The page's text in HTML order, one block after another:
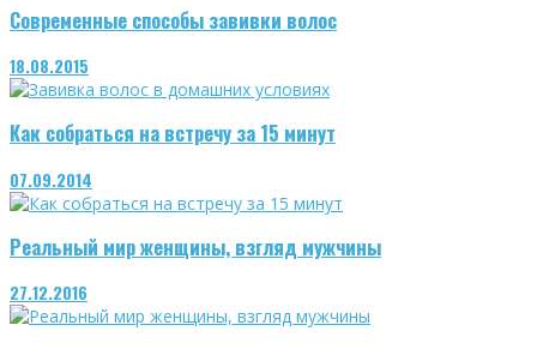
Современные способы завивки волос
18.08.2015
Как собраться на встречу за 15 минут
07.09.2014
Реальный мир женщины, взгляд мужчины
27.12.2016